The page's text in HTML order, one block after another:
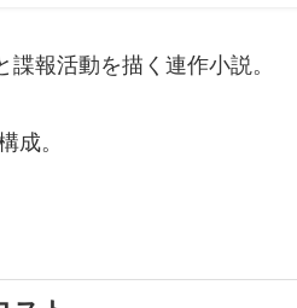
報活動を描く連作小説。
成。